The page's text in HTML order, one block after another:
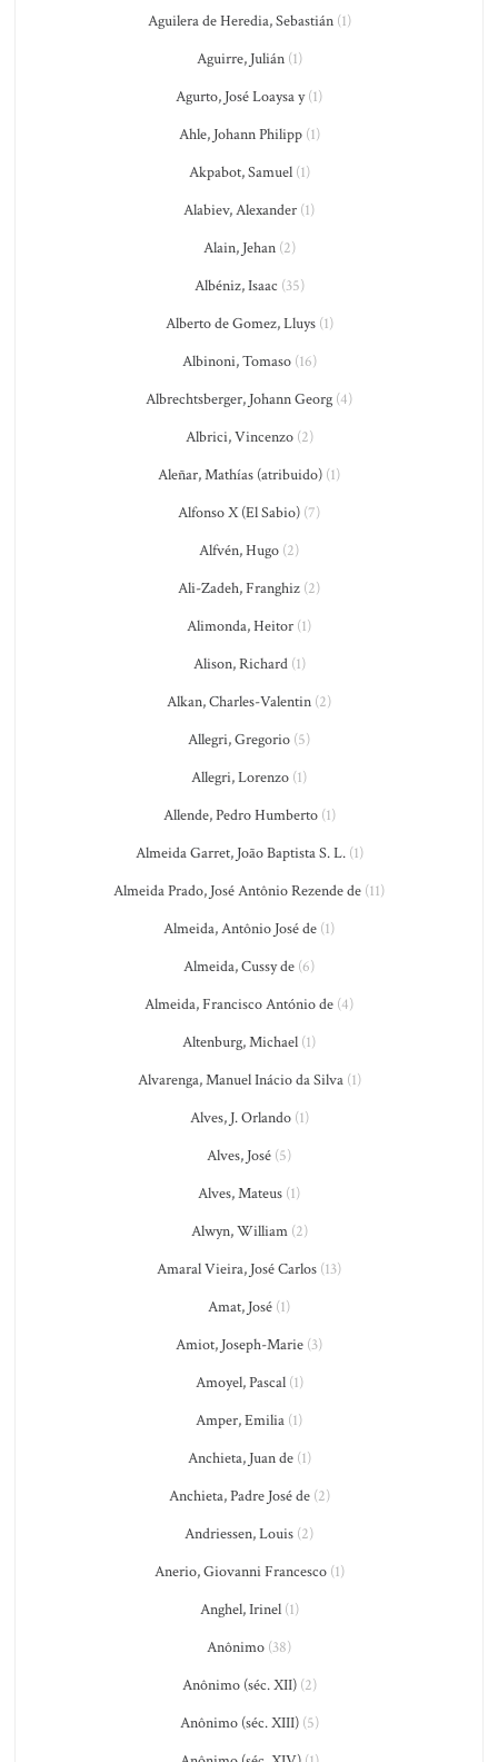
Aguilera de Heredia, Sebastián(1)
Aguirre, Julián(1)
Agurto, José Loaysa y(1)
Ahle, Johann Philipp(1)
Akpabot, Samuel(1)
Alabiev, Alexander (1)
Alain, Jehan(2)
Albéniz, Isaac (35)
Alberto de Gomez, Lluys(1)
Albinoni, Tomaso(16)
Albrechtsberger, Johann Georg (4)
Albrici, Vincenzo(2)
Aleñar, Mathías (atribuido) (1)
Alfonso X (El Sabio) (7)
Alfvén, Hugo (2)
Ali-Zadeh, Franghiz (2)
Alimonda, Heitor (1)
Alison, Richard(1)
Alkan, Charles-Valentin (2)
Allegri, Gregorio (5)
Allegri, Lorenzo (1)
Allende, Pedro Humberto(1)
Almeida Garret, João Baptista S. L.(1)
Almeida Prado, José Antônio Rezende de (11)
Almeida, Antônio José de (1)
Almeida, Cussy de (6)
Almeida, Francisco António de (4)
Altenburg, Michael (1)
Alvarenga, Manuel Inácio da Silva(1)
Alves, J. Orlando(1)
Alves, José (5)
Alves, Mateus (1)
Alwyn, William(2)
Amaral Vieira, José Carlos (13)
Amat, José (1)
Amiot, Joseph-Marie (3)
Amoyel, Pascal(1)
Amper, Emilia (1)
Anchieta, Juan de(1)
Anchieta, Padre José de(2)
Andriessen, Louis (2)
Anerio, Giovanni Francesco(1)
Anghel, Irinel(1)
Anônimo (38)
Anônimo (séc. XII)(2)
Anônimo (séc. XIII)(5)